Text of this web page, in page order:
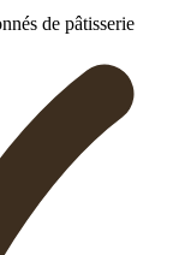
de pâtisserie